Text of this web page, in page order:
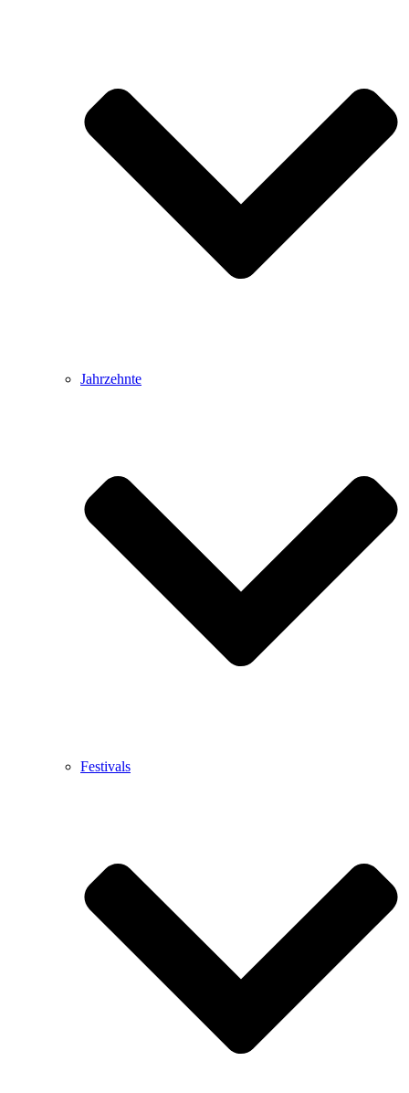
Jahrzehnte
Festivals